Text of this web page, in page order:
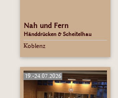
Nah und Fern
Händdrücken & Scheitelhau
Koblenz
19.-24.07.2026